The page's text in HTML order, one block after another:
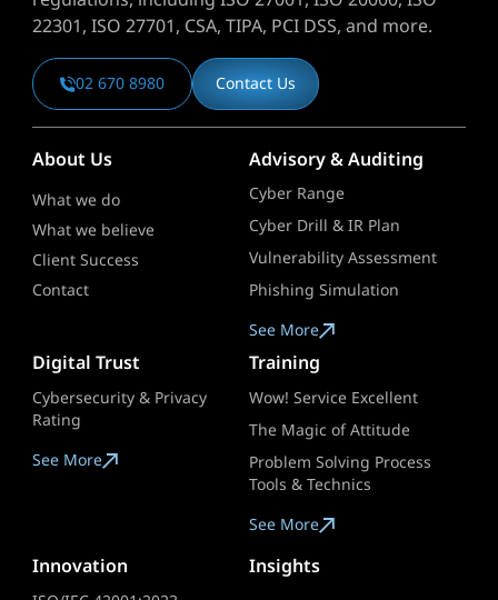
22301, ISO 27701, CSA, TIPA, PCI DSS, and more.
02 670 8980 Contact Us
About Us
What we do
What we believe
Client Success
Contact
Advisory & Auditing
Cyber Range
Cyber Drill & IR Plan
Vulnerability Assessment
Phishing Simulation
See More
Digital Trust
Cybersecurity & Privacy
Rating
See More
Training
Wow! Service Excellent
The Magic of Attitude
Problem Solving Process
Tools & Technics
See More
Innovation Insights